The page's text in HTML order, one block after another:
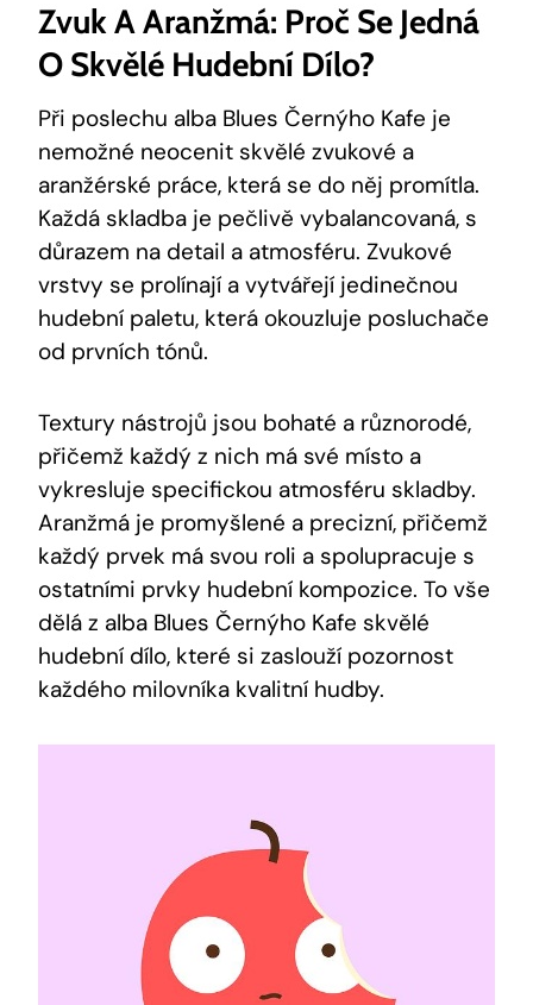
Zvuk A Aranžmá: Proč Se Jedná
O Skvělé Hudební Dílo?
Při poslechu alba Blues Černýho Kafe je
nemožné neocenit skvělé zvukové a
aranžérské práce, která se do něj promítla.
Každá skladba je pečlivě vybalancovaná, s
důrazem na detail a atmosféru. Zvukové
vrstvy se prolínají a vytvářejí jedinečnou
hudební paletu, která okouzluje posluchače
od prvních tónů.
Textury nástrojů jsou bohaté a různorodé,
přičemž každý z nich má své místo a
vykresluje specifickou atmosféru skladby.
Aranžmá je promyšlené a precizní, přičemž
každý prvek má svou roli a spolupracuje s
ostatními prvky hudební kompozice. To vše
dělá z alba Blues Černýho Kafe skvělé
hudební dílo, které si zaslouží pozornost
každého milovníka kvalitní hudby.